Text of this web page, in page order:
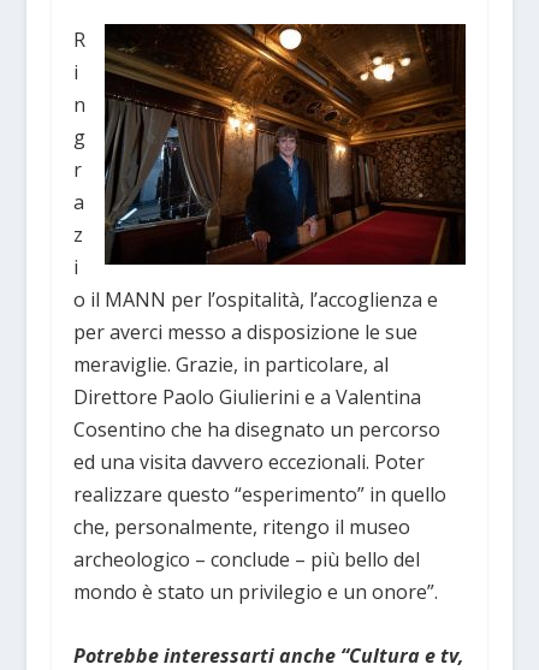
R
i
n
g
r
a
z
i
o il MANN per l’ospitalità, l’accoglienza e
per averci messo a disposizione le sue
meraviglie. Grazie, in particolare, al
Direttore Paolo Giulierini e a Valentina
Cosentino che ha disegnato un percorso
ed una visita davvero eccezionali. Poter
realizzare questo “esperimento” in quello
che, personalmente, ritengo il museo
archeologico – conclude – più bello del
mondo è stato un privilegio e un onore”.
Potrebbe interessarti anche “Cultura e tv,